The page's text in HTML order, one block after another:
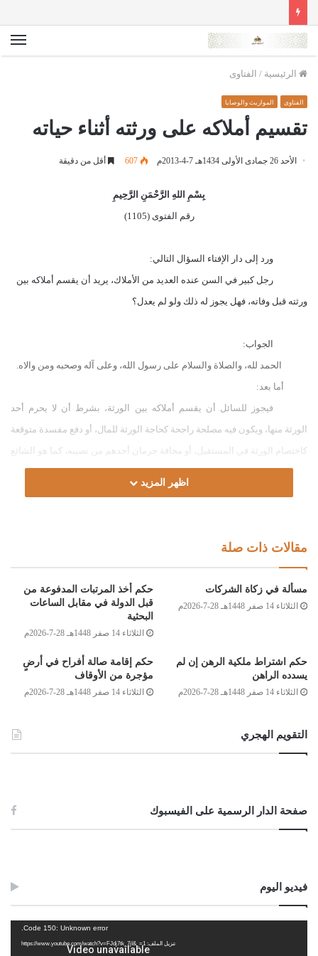
الرئيسية / الفتاوى
الفتاوى المواريث والوصايا
تقسيم أملاكه على ورثته أثناء حياته
الأحد 26 جمادى الأولى 1434هـ 7-4-2013م 607 أقل من دقيقة
بِسْمِ اللهِ الرَّحْمَنِ الرَّحِيمِ
رقم الفتوى (1105)
ورد إلى دار الإفتاء السؤال التالي:
رجل كبير في السن عنده العديد من الأملاك، يريد أن يقسم أملاكه بين
ورثته قبل وفاته، فهل يجوز له ذلك ولو لم يعدل؟
الجواب:
الحمد لله، والصلاة والسلام على رسول الله، وعلى آله وصحبه ومن والاه.
أما بعد:
فيجوز للسائل أن يقسم أملاكه بين الورثة، بشرط أن لا يحرم أحد
الورثة منها، ويكون فيه مصلحة راجحة كحاجة الورثة للمال، أو دفع مفسدة متوقعة
كاختصام الورثة في المستقبل، أو مخافة حرمان أحدهم من نصيبه، كما هو الشائع
من حرمان البنات من الميراث، مع مراعاة العدل في القسمة بما يوافق فرض
مفتي عام ليبيا
Post Views: 1٬065
اظهر المزيد
مقالات ذات صلة
مسألة في زكاة الشركات
الثلاثاء 14 صفر 1448هـ 28-7-2026م
حكم أخذ المرتبات المدفوعة من
قبل الدولة في مقابل الساعات
البحثية
الثلاثاء 14 صفر 1448هـ 28-7-2026م
حكم اشتراط ملكية الرهن إن لم
يسدده الراهن
الثلاثاء 14 صفر 1448هـ 28-7-2026م
حكم إقامة صالة أفراح في أرضٍ
مؤجرة من الأوقاف
الثلاثاء 14 صفر 1448هـ 28-7-2026م
التقويم الهجري
صفحة الدار الرسمية على الفيسبوك
فيديو اليوم
Code 150: Unknown error.
تنزيل الملف: https://www.youtube.com/watch?v=FJdj7tk_7jI&_=1